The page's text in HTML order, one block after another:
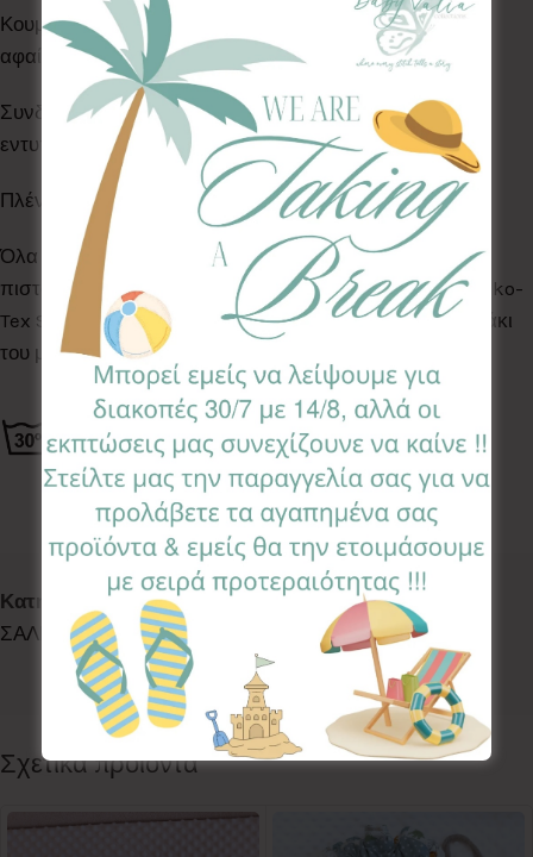
Κουμπώνουν με τρουκς για εύκολη τοποθέτηση &
αφαίρεση ανά πάσα στιγμή.
Συνδυάστε μεκλιπ πιπίλαςτης ίδιας σειράς και
εντυπωσιάστε!
Πλένονται στο πλυντήριο ρούχων στους 30°C.
Όλα τα Υφάσματα της συλλογής μας είναι ελεγμένα &
πιστοποιημένα για βλαβερές ουσίες σύμφωνα με το Oeko-
Tex Standard 100, κατάλληλα για το ευαίσθητο δερματάκι
του μωρού σας.
Κωδικός προϊόντος:
BIB-MJ
Κατηγορίες:
ACCESSORIES LETS EAT LETS WALK
ΣΑΛΙΑΡΕΣ, ΣΑΛΙΑΡΕΣ
Ετικέτα: Majestic
Follow:
Σχετικά προϊόντα